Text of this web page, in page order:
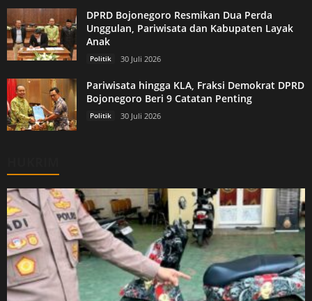
DPRD Bojonegoro Resmikan Dua Perda
Unggulan, Pariwisata dan Kabupaten Layak
Anak
Politik 30 Juli 2026
Pariwisata hingga KLA, Fraksi Demokrat DPRD
Bojonegoro Beri 9 Catatan Penting
Politik 30 Juli 2026